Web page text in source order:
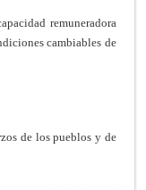
remuneradora
cambiables de
de los pueblos y de